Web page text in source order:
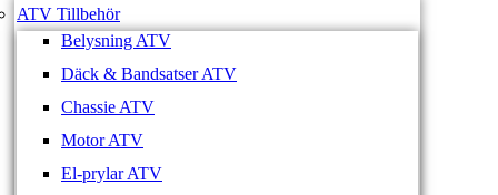
ATV Tillbehör
Belysning ATV
Däck & Bandsatser ATV
Chassie ATV
Motor ATV
El-prylar ATV